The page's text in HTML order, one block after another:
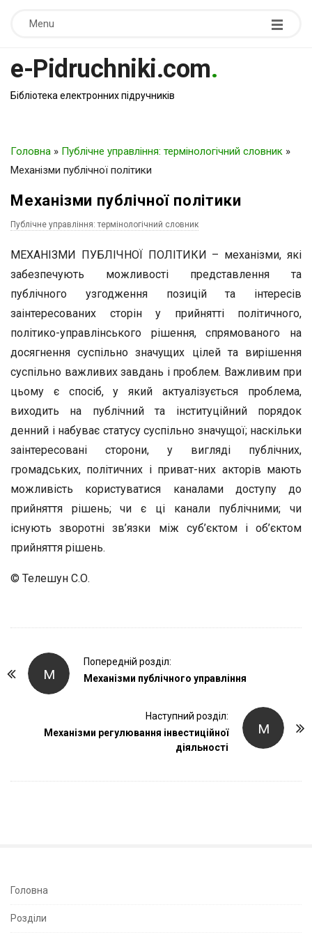
Menu
e-Pidruchniki.com.
Бібліотека електронних підручників
Головна » Публічне управління: термінологічний словник »
Механізми публічної політики
Механізми публічної політики
Публічне управління: термінологічний словник
МЕХАНІЗМИ ПУБЛІЧНОЇ ПОЛІТИКИ – механізми, які
забезпечують можливості представлення та
публічного узгодження позицій та інтересів
заінтересованих сторін у прийнятті політичного,
політико-управлінського рішення, спрямованого на
досягнення суспільно значущих цілей та вирішення
суспільно важливих завдань і проблем. Важливим при
цьому є спосіб, у який актуалізується проблема,
виходить на публічний та інституційний порядок
денний і набуває статусу суспільно значущої; наскільки
заінтересовані сторони, у вигляді публічних,
громадських, політичних і приват-них акторів мають
можливість користуватися каналами доступу до
прийняття рішень; чи є ці канали публічними; чи
існують зворотні зв’язки між суб’єктом і об’єктом
прийняття рішень.
© Телешун С.О.
М
Попередній розділ:
Механізми публічного управління
М
Наступний розділ:
Механізми регулювання інвестиційної
діяльності
S
Головна
Розділи